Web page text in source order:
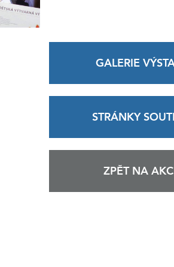
GALERIE
STRÁNKY
ZPĚT NA